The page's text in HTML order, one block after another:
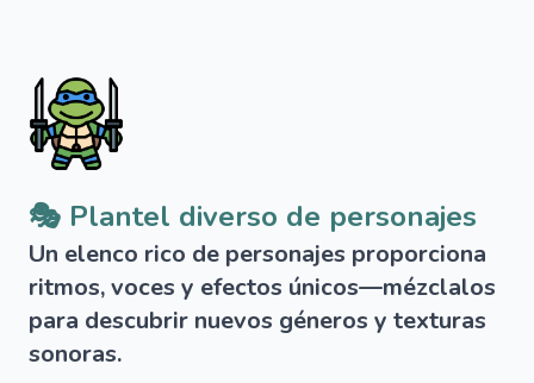
🎭 Plantel diverso de personajes
Un elenco rico de personajes proporciona
ritmos, voces y efectos únicos—mézclalos
para descubrir nuevos géneros y texturas
sonoras.